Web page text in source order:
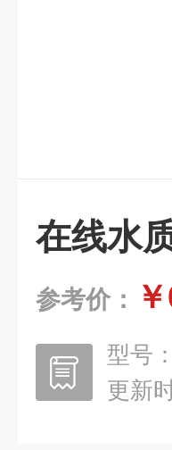
在线水
参考价：
型号：
更新